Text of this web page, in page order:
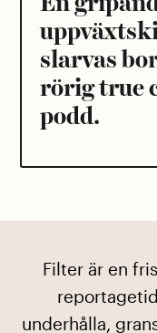
slarvas
rörig true
podd.
Filter är en
underhålla,